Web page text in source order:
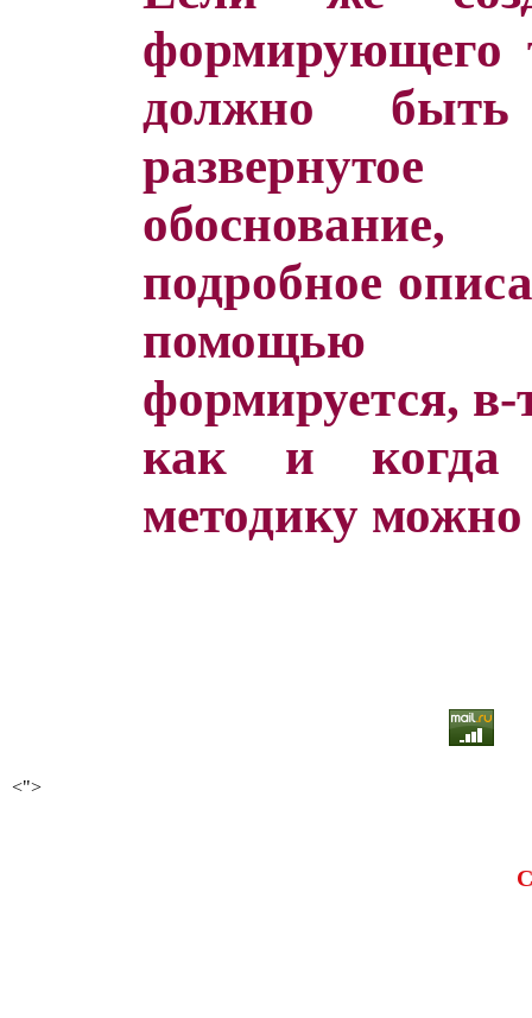
формирующего
должно быть
подробное
помощью
формируется, в-
как и когда
методику
<">